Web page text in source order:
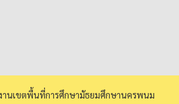
านเขตพื้นที่การศึกษามัธยมศึกษานครพนม